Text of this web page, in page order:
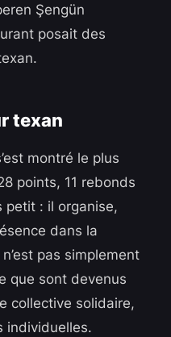
Şengün
posait des
texan
montré le plus
points, 11 rebonds
petit : il organise,
dans la
pas simplement
que sont devenus
collective solidaire,
individuelles.